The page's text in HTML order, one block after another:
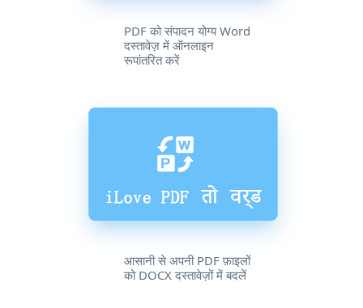
PDF को संपादन योग्य Word
दस्तावेज़ में ऑनलाइन
रूपांतरित करें
आसानी से अपनी PDF फ़ाइलों
को DOCX दस्तावेज़ों में बदलें